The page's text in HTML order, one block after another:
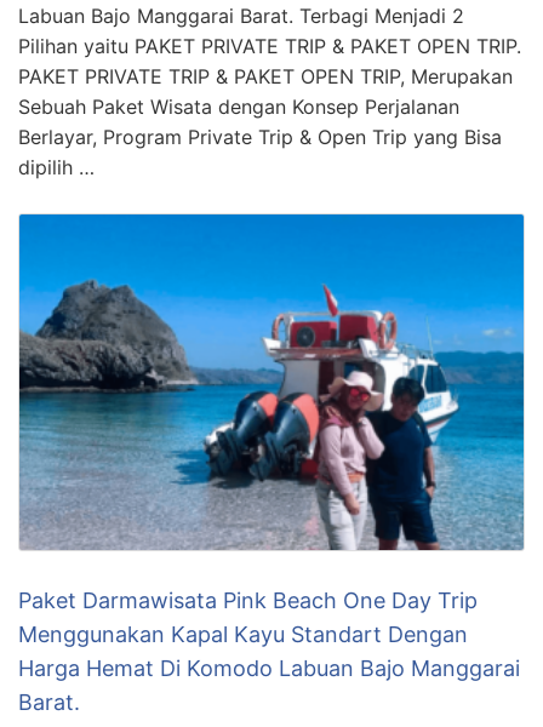
Labuan Bajo Manggarai Barat. Terbagi Menjadi 2
Pilihan yaitu PAKET PRIVATE TRIP & PAKET OPEN TRIP.
PAKET PRIVATE TRIP & PAKET OPEN TRIP, Merupakan
Sebuah Paket Wisata dengan Konsep Perjalanan
Berlayar, Program Private Trip & Open Trip yang Bisa
dipilih …
Paket Darmawisata Pink Beach One Day Trip
Menggunakan Kapal Kayu Standart Dengan
Harga Hemat Di Komodo Labuan Bajo Manggarai
Barat.